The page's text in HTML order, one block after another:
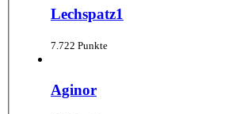
Lechspatz1
7.722 Punkte
Aginor